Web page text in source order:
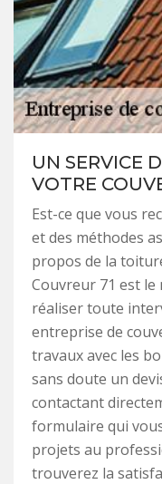
UN SERVICE
VOTRE
Est-ce que vous
et des méthodes
propos de la
Couvreur 71 est
réaliser toute
entreprise de
travaux avec les
sans doute un
contactant
formulaire qui
projets au
trouverez la